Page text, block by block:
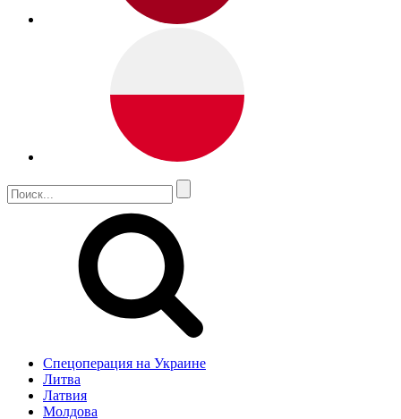
Спецоперация на Украине
Литва
Латвия
Молдова